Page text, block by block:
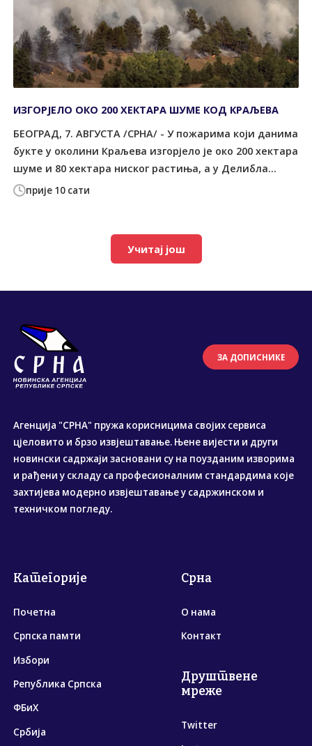
прије 10 сати
ИЗГОРЈЕЛО ОКО 200 ХЕКТАРА ШУМЕ КОД КРАЉЕВА
БЕОГРАД, 7. АВГУСТА /СРНА/ - У пожарима који данима
букте у околини Краљева изгорјело је око 200 хектара
шуме и 80 хектара ниског растиња, а у Делибла...
Учитај још
ЗА ДОПИСНИКЕ
Агенција "СРНА" пружа корисницима својих сервиса
цјеловито и брзо извјештавање. Њене вијести и други
новински садржаји засновани су на поузданим изворима
и рађени у складу са професионалним стандардима које
захтијева модерно извјештавање у садржинском и
техничком погледу.
Категорије
Почетна
Српска памти
Избори
Република Српска
ФБиХ
Србија
Срна
О нама
Контакт
Друштвене
мреже
Twitter